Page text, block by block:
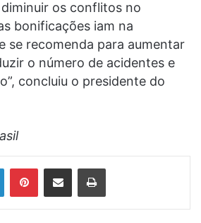
os conflitos no
bonificações iam na
se recomenda para aumentar
o número de acidentes e
concluiu o presidente do
LinkedinPinterestCompartilhar via e-mail Imprimir